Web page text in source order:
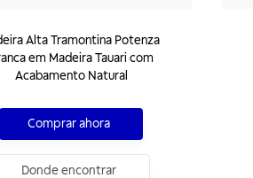
Alta Tramontina Potenza
em Madeira Tauari com
Acabamento Natural
Comprar ahora
Donde encontrar